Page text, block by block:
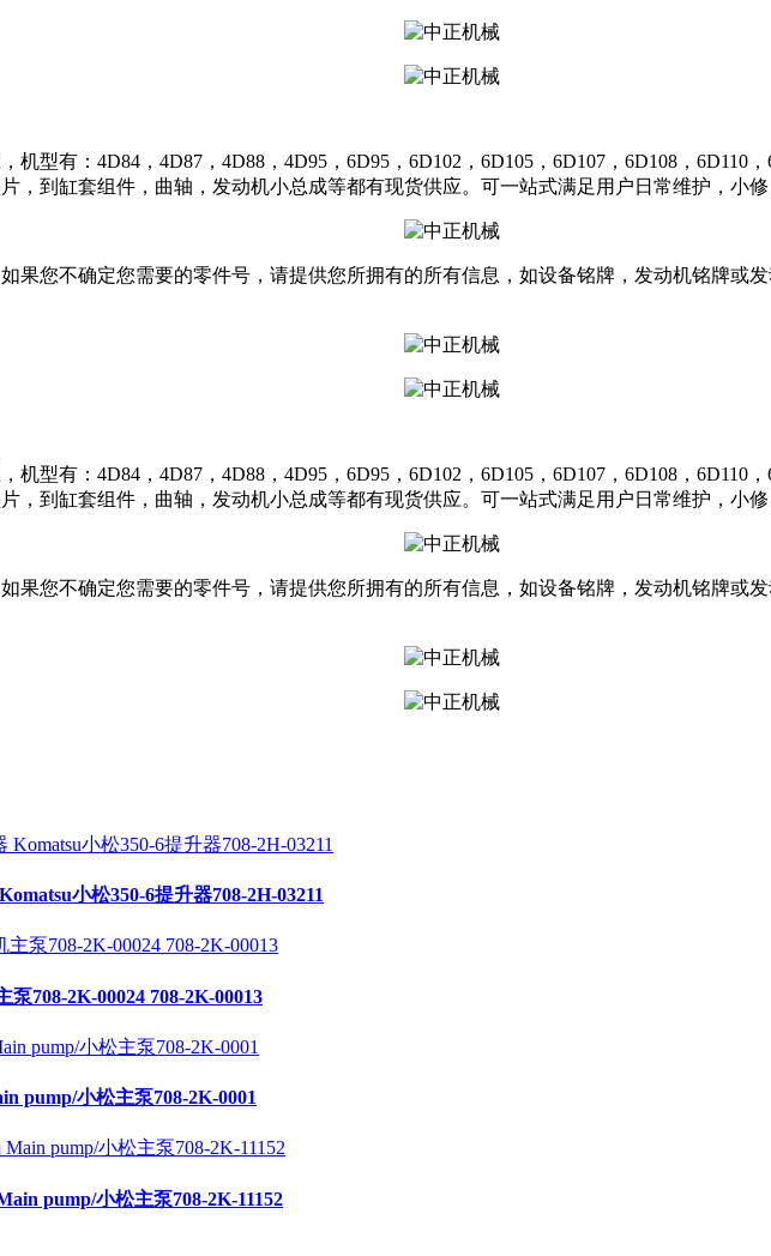
型有：4D84，4D87，4D88，4D95，6D95，6D102，6D105，6D107，6D108，6D110
，到缸套组件，曲轴，发动机小总成等都有现货供应。可一站式满足用户日常维护，小
果您不确定您需要的零件号，请提供您所拥有的所有信息，如设备铭牌，发动机铭牌或
型有：4D84，4D87，4D88，4D95，6D95，6D102，6D105，6D107，6D108，6D110
，到缸套组件，曲轴，发动机小总成等都有现货供应。可一站式满足用户日常维护，小
果您不确定您需要的零件号，请提供您所拥有的所有信息，如设备铭牌，发动机铭牌或
小松350-6提升器708-2H-03211
708-2K-00024 708-2K-00013
pump/小松主泵708-2K-0001
pump/小松主泵708-2K-11152